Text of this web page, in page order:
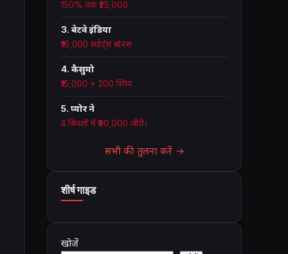
150% तक ₹25,000
3. बेटवे इंडिया
₹16,000 स्पोर्ट्स बोनस
4. कैसुमो
₹15,000 + 200 स्पिन
5. प्योर ने
4 किस्तों में ₹90,000 जीते।
सभी की तुलना करें →
शीर्ष गाइड
खोजें